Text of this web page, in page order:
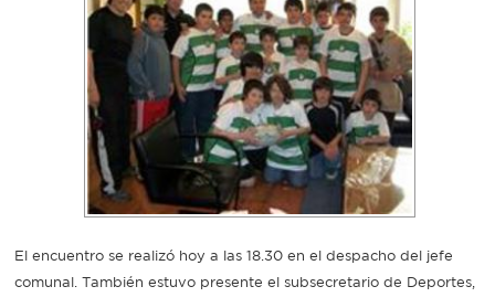
Recarga
SUBE
El encuentro se realizó hoy a las 18.30 en el despacho del jefe
comunal. También estuvo presente el subsecretario de Deportes,